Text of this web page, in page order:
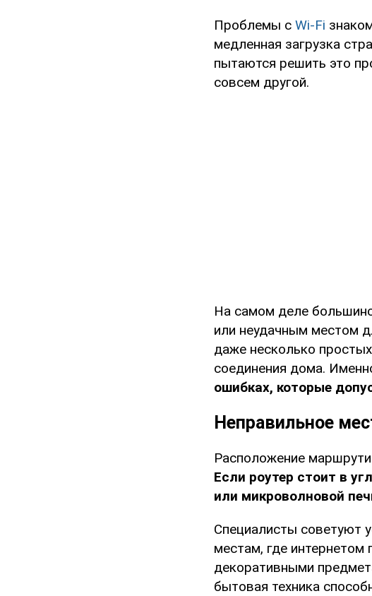
Проблемы с Wi-Fi
медленная загрузка
пытаются решить это
совсем другой.
На самом деле
или неудачным местом
даже несколько
соединения дома.
ошибках, которые
Неправильное
Расположение
Если роутер стоит в
или микроволновой
Специалисты советуют
местам, где интернетом
декоративными
бытовая техника